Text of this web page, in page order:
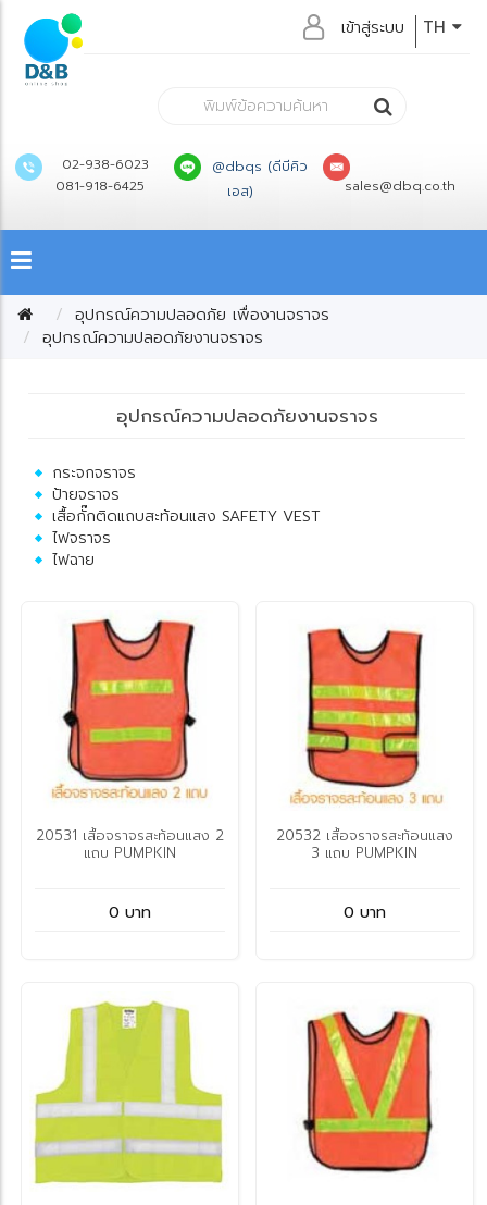
TH
เข้าสู่ระบบ
02-938-6023
081-918-6425
@dbqs (ดีบีคิว
เอส)
sales@dbq.co.th
อุปกรณ์ความปลอดภัย เพื่องานจราจร
อุปกรณ์ความปลอดภัยงานจราจร
อุปกรณ์ความปลอดภัยงานจราจร
กระจกจราจร
ป้ายจราจร
เสื้อกั๊กติดแถบสะท้อนแสง SAFETY VEST
ไฟจราจร
ไฟฉาย
20531 เสื้อจราจรสะท้อนแสง 2
แถบ PUMPKIN
0 บาท
20532 เสื้อจราจรสะท้อนแสง
3 แถบ PUMPKIN
0 บาท